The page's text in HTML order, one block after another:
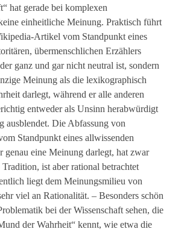
hat gerade bei komplexen
einheitliche Meinung. Praktisch führt
Artikel vom Standpunkt eines
übermenschlichen Erzählers
ganz und gar nicht neutral ist, sondern
Meinung als die lexikographisch
darlegt, während er alle anderen
entweder als Unsinn herabwürdigt
ausblendet. Die Abfassung von
Standpunkt eines allwissenden
genau eine Meinung darlegt, hat zwar
ist aber rational betrachtet
liegt dem Meinungsmilieu von
viel an Rationalität. – Besonders schön
bei der Wissenschaft sehen, die
der Wahrheit“ kennt, wie etwa die